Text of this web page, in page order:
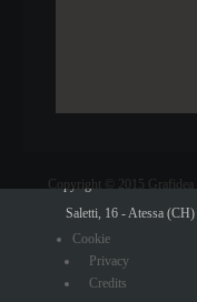
Copyright © 2015 Grafidea
Saletti, 16 - Atessa
Cookie
Privacy
Credits